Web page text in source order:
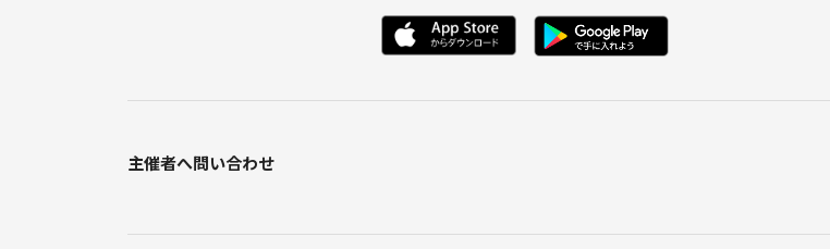
主催者へ問い合わせ